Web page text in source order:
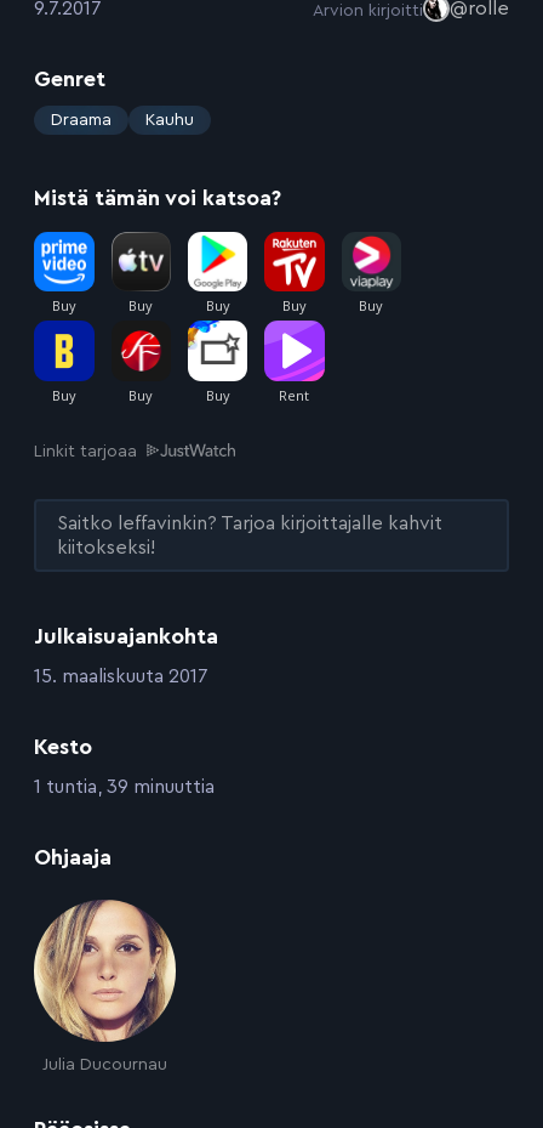
Julkaisuajankohta
:15. maaliskuuta 2017
Kesto
:1 tuntia, 39 minuuttia
Ohjaaja
Julia Ducournau
:9.7.2017 Arvion kirjoitti @rolle
Genret
: Draama Kauhu
Mistä tämän voi katsoa?
Linkit tarjoaa
Saitko leffavinkin? Tarjoa kirjoittajalle kahvit
kiitokseksi!